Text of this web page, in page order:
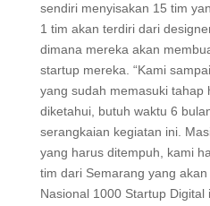
sendiri menyisakan 15 tim
1 tim akan terdiri dari
dimana mereka akan
startup mereka. “Kami
yang sudah memasuki tahap
diketahui, butuh waktu 6
serangkaian kegiatan ini.
yang harus ditempuh, kami
tim dari Semarang yang
Nasional 1000 Startup Digital